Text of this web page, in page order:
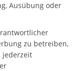
Ausübung oder
zu betreiben,
jederzeit